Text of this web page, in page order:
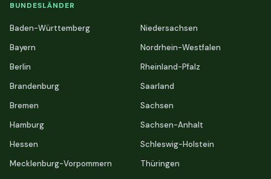
BUNDESLÄNDER
Baden-Württemberg
Bayern
Berlin
Brandenburg
Bremen
Hamburg
Hessen
Mecklenburg-Vorpommern
Niedersachsen
Nordrhein-Westfalen
Rheinland-Pfalz
Saarland
Sachsen
Sachsen-Anhalt
Schleswig-Holstein
Thüringen